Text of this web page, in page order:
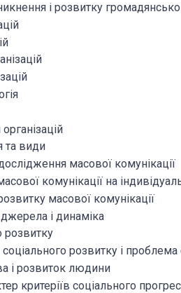
і розвитку
та види
масової комунікації
комунікації на
масової комунікації
джерела і динаміка
розвитку
розвитку і
і розвиток людини
критеріїв соціального